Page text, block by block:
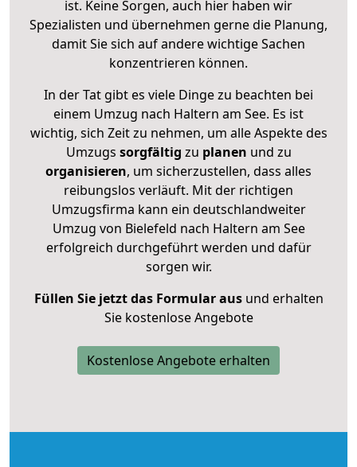
ist. Keine Sorgen, auch hier haben wir
Spezialisten und übernehmen gerne die Planung,
damit Sie sich auf andere wichtige Sachen
konzentrieren können.
In der Tat gibt es viele Dinge zu beachten bei
einem Umzug nach Haltern am See. Es ist
wichtig, sich Zeit zu nehmen, um alle Aspekte des
Umzugs sorgfältig zu planen und zu
organisieren, um sicherzustellen, dass alles
reibungslos verläuft. Mit der richtigen
Umzugsfirma kann ein deutschlandweiter
Umzug von Bielefeld nach Haltern am See
erfolgreich durchgeführt werden und dafür
sorgen wir.
Füllen Sie jetzt das Formular ausund erhalten
Sie kostenlose Angebote
Kostenlose Angebote erhalten